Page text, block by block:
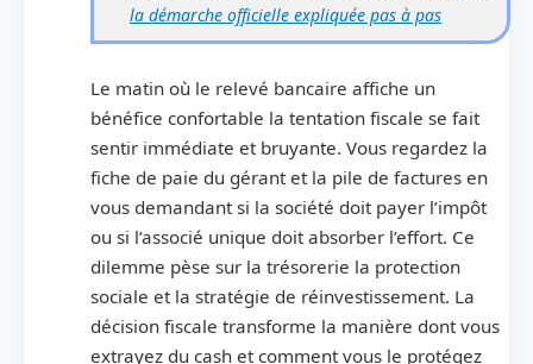
la démarche officielle expliquée pas à pas
Le matin où le relevé bancaire affiche un
bénéfice confortable la tentation fiscale se fait
sentir immédiate et bruyante. Vous regardez la
fiche de paie du gérant et la pile de factures en
vous demandant si la société doit payer l’impôt
ou si l’associé unique doit absorber l’effort. Ce
dilemme pèse sur la trésorerie la protection
sociale et la stratégie de réinvestissement. La
décision fiscale transforme la manière dont vous
extrayez du cash et comment vous le protégez